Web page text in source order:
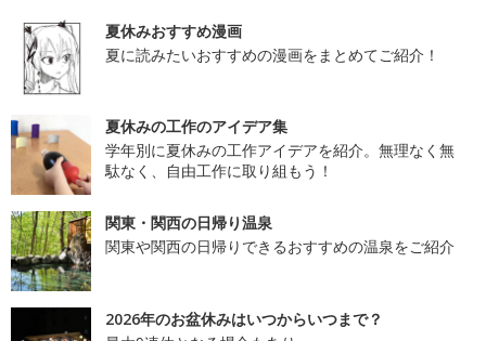
夏休みおすすめ漫画
夏に読みたいおすすめの漫画をまとめてご紹介！
夏休みの工作のアイデア集
学年別に夏休みの工作アイデアを紹介。無理なく無
駄なく、自由工作に取り組もう！
関東・関西の日帰り温泉
関東や関西の日帰りできるおすすめの温泉をご紹介
2026年のお盆休みはいつからいつまで？